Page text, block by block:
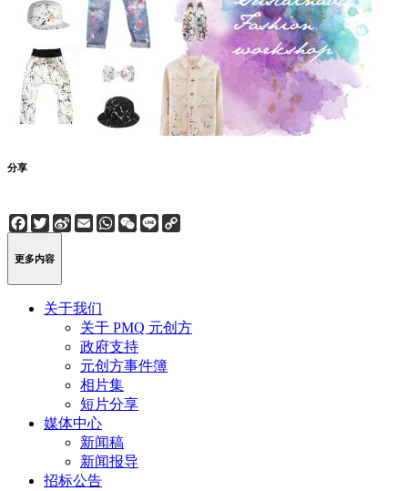
分享
Facebook
Twitter
Sina
Weibo
EmailWhatsApp
WeChat
Line
更多内容
关于我们
关于 PMQ 元创方
政府支持
元创方事件簿
相片集
短片分享
媒体中心
新闻稿
新闻报导
招标公告